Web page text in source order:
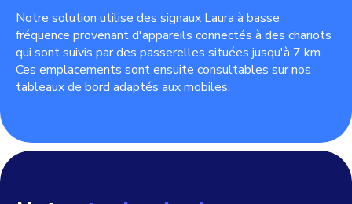
Notre solution utilise des signaux Laura à basse
fréquence provenant d'appareils connectés à des chariots
qui sont suivis par des passerelles situées jusqu'à 7 km.
Ces emplacements sont ensuite consultables sur nos
tableaux de bord adaptés aux mobiles.